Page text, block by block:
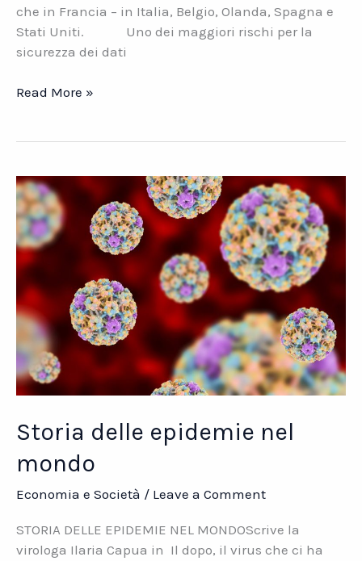
che in Francia – in Italia, Belgio, Olanda, Spagna e
Stati Uniti. Uno dei maggiori rischi per la
sicurezza dei dati
Proteggere
aziendali
Read More »
Storia delle epidemie nel
mondo
Economia e Società / Leave a Comment
STORIA DELLE EPIDEMIE NEL MONDOScrive la
virologa Ilaria Capua in Il dopo, il virus che ci ha